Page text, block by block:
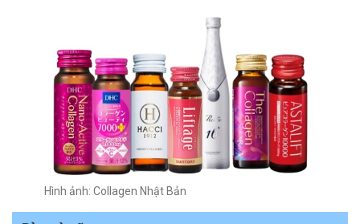
Hình ảnh: Collagen Nhật Bản